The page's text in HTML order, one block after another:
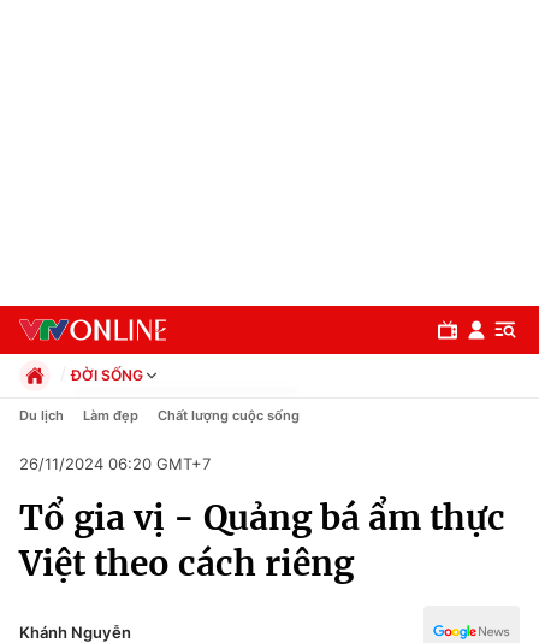
Chuyên mục
Chính trị
ĐỜI SỐNG
Chính trị
Pháp luật
Kinh tế
Thể thao
Truyền hình
Y tế
Du lịch Làm đẹp Chất lượng cuộc sống
26/11/2024 06:20 GMT+7
Tổ gia vị - Quảng bá ẩm thực
Việt theo cách riêng
Khánh Nguyễn